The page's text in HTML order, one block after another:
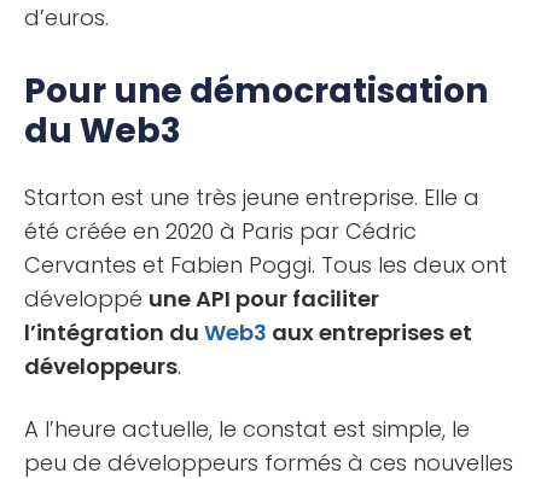
d’euros.
Pour une démocratisation
du Web3
Starton est une très jeune entreprise. Elle a
été créée en 2020 à Paris par Cédric
Cervantes et Fabien Poggi. Tous les deux ont
développé une API pour faciliter
l’intégration du Web3 aux entreprises et
développeurs.
A l’heure actuelle, le constat est simple, le
peu de développeurs formés à ces nouvelles